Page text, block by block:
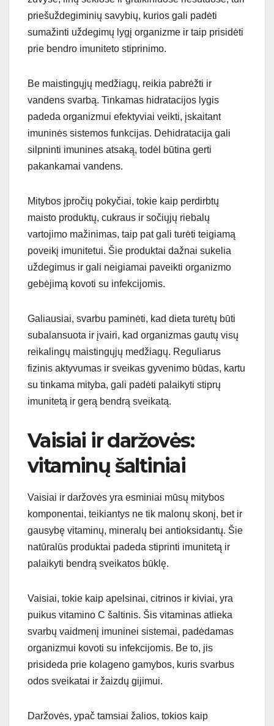
priešuždegiminių savybių, kurios gali padėti
sumažinti uždegimų lygį organizme ir taip prisidėti
prie bendro imuniteto stiprinimo.
Be maistingųjų medžiagų, reikia pabrėžti ir
vandens svarbą. Tinkamas hidratacijos lygis
padeda organizmui efektyviai veikti, įskaitant
imuninės sistemos funkcijas. Dehidratacija gali
silpninti imunines atsaką, todėl būtina gerti
pakankamai vandens.
Mitybos įpročių pokyčiai, tokie kaip perdirbtų
maisto produktų, cukraus ir sočiųjų riebalų
vartojimo mažinimas, taip pat gali turėti teigiamą
poveikį imunitetui. Šie produktai dažnai sukelia
uždegimus ir gali neigiamai paveikti organizmo
gebėjimą kovoti su infekcijomis.
Galiausiai, svarbu paminėti, kad dieta turėtų būti
subalansuota ir įvairi, kad organizmas gautų visų
reikalingų maistingųjų medžiagų. Reguliarus
fizinis aktyvumas ir sveikas gyvenimo būdas, kartu
su tinkama mityba, gali padėti palaikyti stiprų
imunitetą ir gerą bendrą sveikatą.
Vaisiai ir daržovės:
vitaminų šaltiniai
Vaisiai ir daržovės yra esminiai mūsų mitybos
komponentai, teikiantys ne tik malonų skonį, bet ir
gausybę vitaminų, mineralų bei antioksidantų. Šie
natūralūs produktai padeda stiprinti imunitetą ir
palaikyti bendrą sveikatos būklę.
Vaisiai, tokie kaip apelsinai, citrinos ir kiviai, yra
puikus vitamino C šaltinis. Šis vitaminas atlieka
svarbų vaidmenį imuninei sistemai, padėdamas
organizmui kovoti su infekcijomis. Be to, jis
prisideda prie kolageno gamybos, kuris svarbus
odos sveikatai ir žaizdų gijimui.
Daržovės, ypač tamsiai žalios, tokios kaip